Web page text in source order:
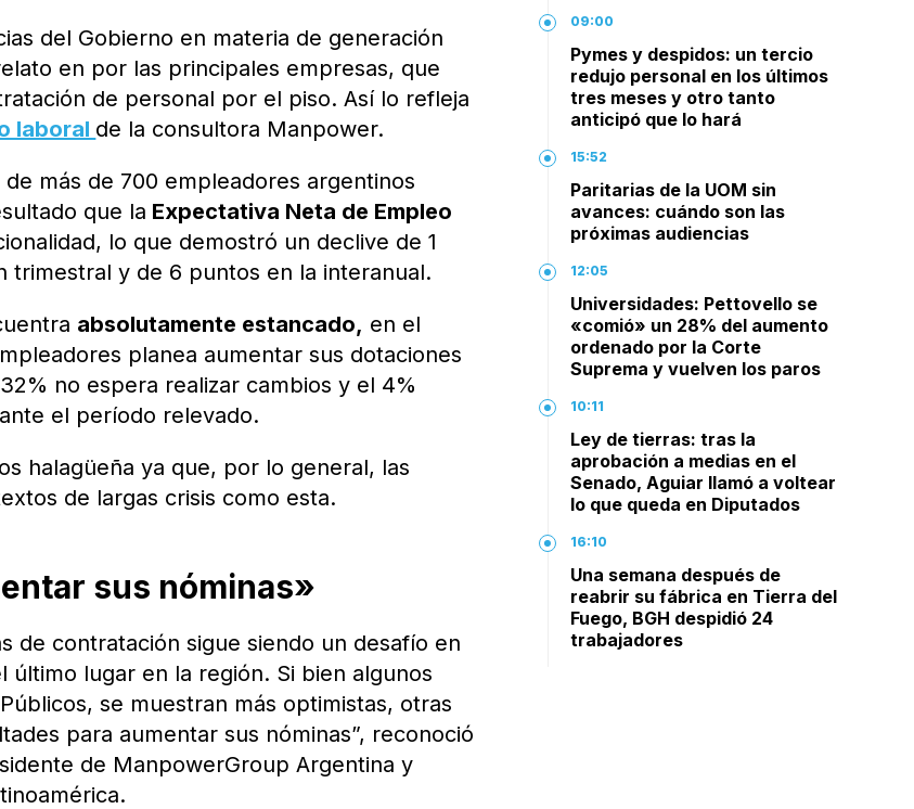
del Gobierno en materia de generación
en por las principales empresas, que
de personal por el piso. Así lo refleja
laboral de la consultora Manpower.
más de 700 empleadores argentinos
que la Expectativa Neta de Empleo
lo que demostró un declive de 1
trimestral y de 6 puntos en la interanual.
absolutamente estancado, en el
planea aumentar sus dotaciones
no espera realizar cambios y el 4%
el período relevado.
halagüeña ya que, por lo general, las
de largas crisis como esta.
sus nóminas»
de contratación sigue siendo un desafío en
lugar en la región. Si bien algunos
se muestran más optimistas, otras
para aumentar sus nóminas”, reconoció
de ManpowerGroup Argentina y
09:00
Pymes y despidos: un tercio
redujo personal en los últimos
tres meses y otro tanto
anticipó que lo hará
15:52
Paritarias de la UOM sin
avances: cuándo son las
próximas audiencias
12:05
Universidades: Pettovello se
«comió» un 28% del aumento
ordenado por la Corte
Suprema y vuelven los paros
10:11
Ley de tierras: tras la
aprobación a medias en el
Senado, Aguiar llamó a voltear
lo que queda en Diputados
16:10
Una semana después de
reabrir su fábrica en Tierra del
Fuego, BGH despidió 24
trabajadores